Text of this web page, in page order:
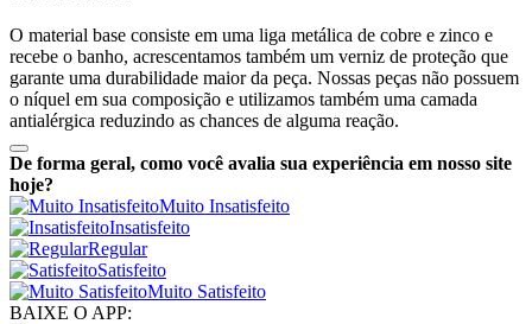
O material base consiste em uma liga metálica de cobre e zinco e
recebe o banho, acrescentamos também um verniz de proteção que
garante uma durabilidade maior da peça. Nossas peças não possuem
o níquel em sua composição e utilizamos também uma camada
antialérgica reduzindo as chances de alguma reação.
De forma geral, como você avalia sua experiência em nosso site
hoje?
Muito Insatisfeito
Insatisfeito
Regular
Satisfeito
Muito Satisfeito
BAIXE O APP: